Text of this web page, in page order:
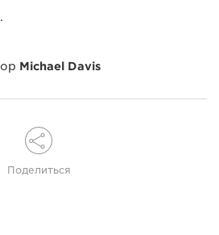
Michael Davis
Поделиться